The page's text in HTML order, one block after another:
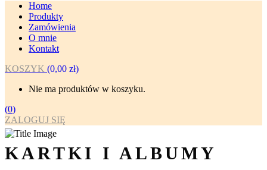
Home
Produkty
Zamówienia
O mnie
Kontakt
KOSZYK (0,00 zł)
Nie ma produktów w koszyku.
(0)
ZALOGUJ SIĘ
KARTKI I ALBUMY